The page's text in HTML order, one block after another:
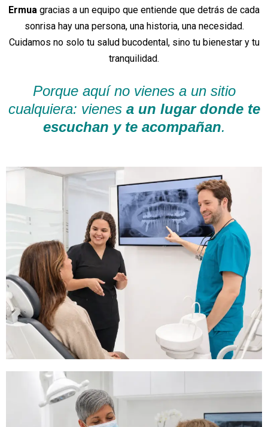
Ermua gracias a un equipo que entiende que detrás de cada
sonrisa hay una persona, una historia, una necesidad.
Cuidamos no solo tu salud bucodental, sino tu bienestar y tu
tranquilidad.
Porque aquí no vienes a un sitio
cualquiera: vienes a un lugar donde te
escuchan y te acompañan.